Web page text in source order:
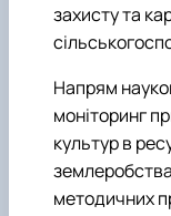
захисту та
Напрям
моніторинг
культур в
методичних